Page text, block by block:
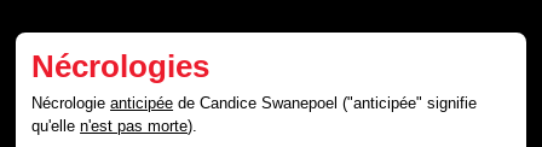
Nécrologies
Nécrologieanticipée de Candice Swanepoel ("anticipée" signifie
qu'ellen'est pas morte).